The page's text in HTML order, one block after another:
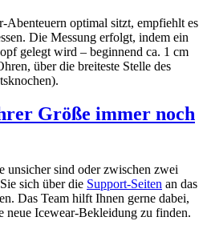
optimal sitzt, empfiehlt es
Die Messung erfolgt, indem ein
gelegt wird – beginnend ca. 1 cm
über die breiteste Stelle des
Größe immer noch
unsicher sind oder zwischen zwei
sich über die Support-Seiten an das
Das Team hilft Ihnen gerne dabei,
neue Icewear-Bekleidung zu finden.